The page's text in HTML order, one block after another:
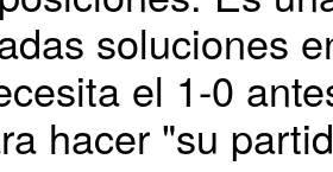
soluciones
el 1-0
hacer "su